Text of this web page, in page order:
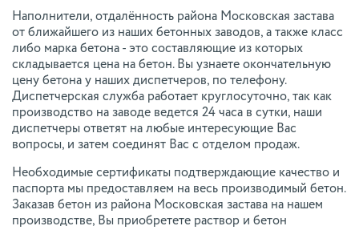
Наполнители, отдалённость района Московская застава
от ближайшего из наших бетонных заводов, а также класс
либо марка бетона - это составляющие из которых
складывается цена на бетон. Вы узнаете окончательную
цену бетона у наших диспетчеров, по телефону.
Диспетчерская служба работает круглосуточно, так как
производство на заводе ведется 24 часа в сутки, наши
диспетчеры ответят на любые интересующие Вас
вопросы, и затем соединят Вас с отделом продаж.
Необходимые сертификаты подтверждающие качество и
паспорта мы предоставляем на весь производимый бетон.
Заказав бетон из района Московская застава на нашем
производстве, Вы приобретете раствор и бетон